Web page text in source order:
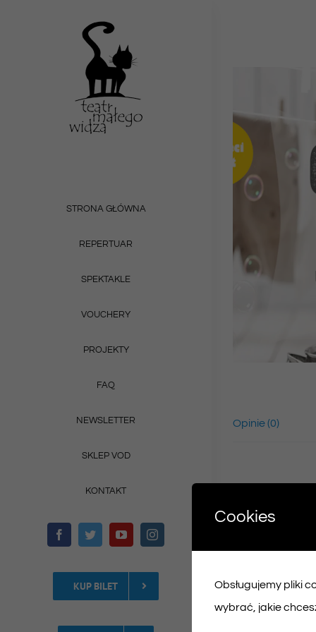
STRONA GŁÓWNA
REPERTUAR
SPEKTAKLE
VOUCHERY
PROJEKTY
FAQ
NEWSLETTER
SKLEP VOD
KONTAKT
KUP BILET
Opinie (0)
Cookies
Obsługujemy pliki
wybrać, jakie